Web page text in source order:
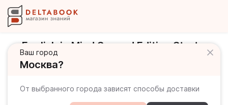
Ваш город
Москва?
От выбранного города зависят способы доставки
English in Mind Second Edition Starter
Workbook Рабочая тетрадь